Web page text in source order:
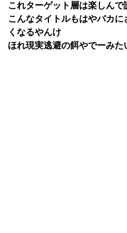
これターゲット層は楽しんで
こんなタイトルもはやバカ
くなるやんけ
ほれ現実逃避の餌やでーみた